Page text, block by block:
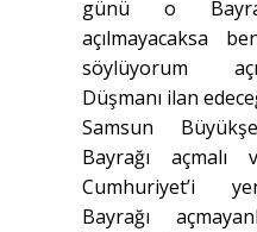
günü o
açılmayacaksa
söylüyorum
Düşmanı ilan
Samsun
Bayrağı açmalı
Cumhuriyet’i
Bayrağı